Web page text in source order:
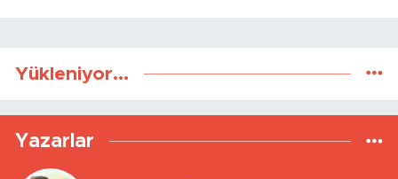
Yükleniyor...
Yazarlar